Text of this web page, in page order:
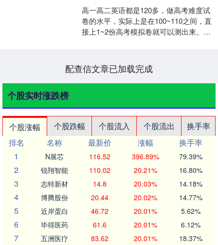
高一高二英语都是120多，做高考难度试
卷的水平，实际上是在100~110之间，直
接上1~2份高考模拟卷就可以测出来。注
配查信文章已加载完成
个股实时涨跌榜
个股涨幅 个股跌幅 个股流入 个股流出
换手率
排名
名称 最新价 涨幅
换手率
1
N展芯 116.52 396.89% 79.39%
2 锐翔智能 110.02 20.21% 16.80%
3 志特新材 14.8 20.03% 14.18%
4 博腾股份 20.44 20.02% 14.77%
5 近岸蛋白 46.72 20.01% 5.62%
6 毕得医药 61.6 20.01% 6.12%
7 五洲医疗 83.62 20.01% 18.37%